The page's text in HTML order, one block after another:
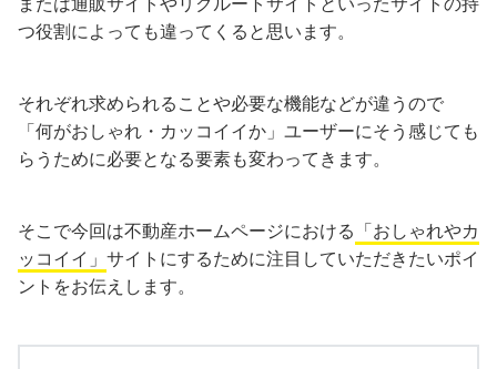
つ役割によっても違ってくると思います。
それぞれ求められることや必要な機能などが違うので
「何がおしゃれ・カッコイイか」ユーザーにそう感じても
らうために必要となる要素も変わってきます。
そこで今回は不動産ホームページにおける 「おしゃれやカ
ッコイイ」 サイトにするために注目していただきたいポイ
ントをお伝えします。